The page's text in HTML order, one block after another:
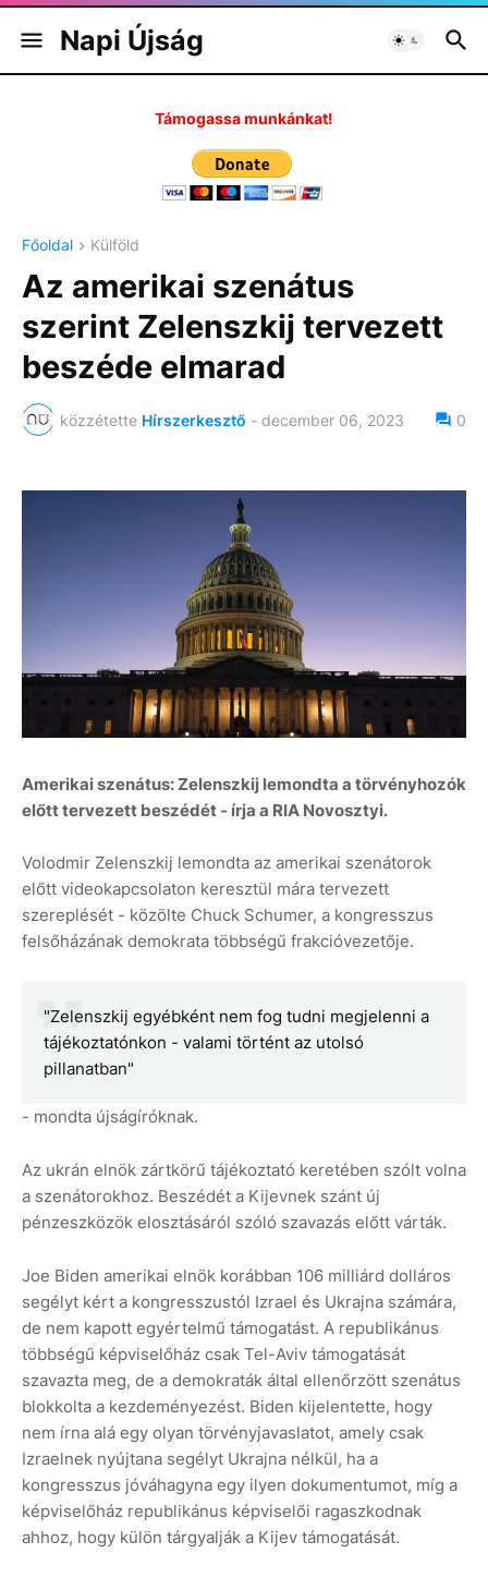
Napi Újság
Támogassa munkánkat!
Főoldal Külföld
Az amerikai szenátus
szerint Zelenszkij tervezett
beszéde elmarad
közzétette Hírszerkesztő - december 06, 2023 0
Amerikai szenátus: Zelenszkij lemondta a törvényhozók
előtt tervezett beszédét - írja a RIA Novosztyi.
Volodmir Zelenszkij lemondta az amerikai szenátorok
előtt videokapcsolaton keresztül mára tervezett
szereplését - közölte Chuck Schumer, a kongresszus
felsőházának demokrata többségű frakcióvezetője.
"Zelenszkij egyébként nem fog tudni megjelenni a
tájékoztatónkon - valami történt az utolsó
pillanatban"
- mondta újságíróknak.
Az ukrán elnök zártkörű tájékoztató keretében szólt volna
a szenátorokhoz. Beszédét a Kijevnek szánt új
pénzeszközök elosztásáról szóló szavazás előtt várták.
Joe Biden amerikai elnök korábban 106 milliárd dolláros
segélyt kért a kongresszustól Izrael és Ukrajna számára,
de nem kapott egyértelmű támogatást. A republikánus
többségű képviselőház csak Tel-Aviv támogatását
szavazta meg, de a demokraták által ellenőrzött szenátus
blokkolta a kezdeményezést. Biden kijelentette, hogy
nem írna alá egy olyan törvényjavaslatot, amely csak
Izraelnek nyújtana segélyt Ukrajna nélkül, ha a
kongresszus jóváhagyna egy ilyen dokumentumot, míg a
képviselőház republikánus képviselői ragaszkodnak
ahhoz, hogy külön tárgyalják a Kijev támogatását.